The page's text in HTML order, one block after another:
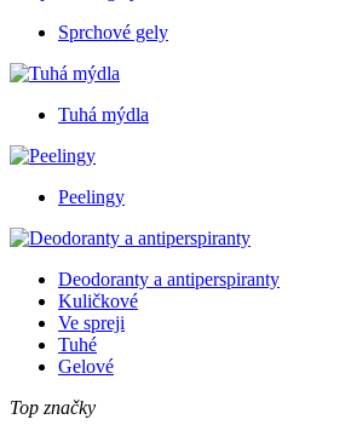
Sprchové gely
Tuhá mýdla
Peelingy
Deodoranty a antiperspiranty
Kuličkové
Ve spreji
Tuhé
Gelové
Top značky